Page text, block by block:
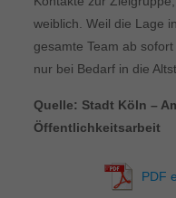
weiblich. Weil die Lage
gesamte Team ab
nur bei Bedarf in die
Quelle: Stadt Köln –
Öffentlichkeitsarbeit
PDF